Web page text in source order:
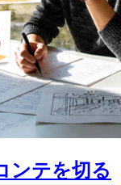
ンテを切る